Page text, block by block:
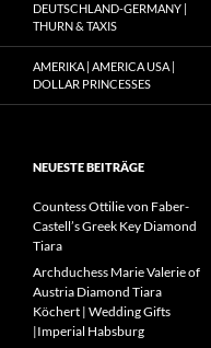
DEUTSCHLAND-GERMANY |
THURN & TAXIS
AMERIKA | AMERICA USA |
DOLLAR PRINCESSES
NEUESTE BEITRÄGE
Countess Ottilie von Faber-
Castell’s Greek Key Diamond
Tiara
Archduchess Marie Valerie of
Austria Diamond Tiara
Köchert | Wedding Gifts
|Imperial Habsburg